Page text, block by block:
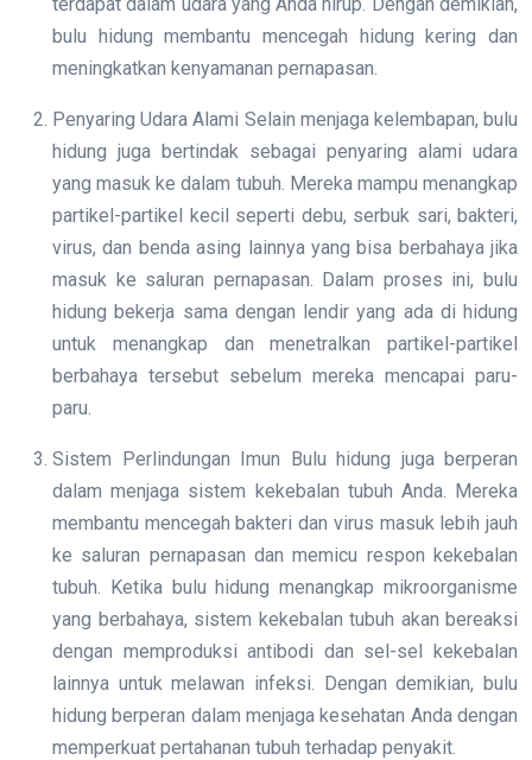
bulu hidung membantu mencegah hidung kering dan
meningkatkan kenyamanan pernapasan.
Penyaring Udara Alami Selain menjaga kelembapan, bulu
hidung juga bertindak sebagai penyaring alami udara
yang masuk ke dalam tubuh. Mereka mampu menangkap
partikel-partikel kecil seperti debu, serbuk sari, bakteri,
virus, dan benda asing lainnya yang bisa berbahaya jika
masuk ke saluran pernapasan. Dalam proses ini, bulu
hidung bekerja sama dengan lendir yang ada di hidung
untuk menangkap dan menetralkan partikel-partikel
berbahaya tersebut sebelum mereka mencapai paru-
paru.
Sistem Perlindungan Imun Bulu hidung juga berperan
dalam menjaga sistem kekebalan tubuh Anda. Mereka
membantu mencegah bakteri dan virus masuk lebih jauh
ke saluran pernapasan dan memicu respon kekebalan
tubuh. Ketika bulu hidung menangkap mikroorganisme
yang berbahaya, sistem kekebalan tubuh akan bereaksi
dengan memproduksi antibodi dan sel-sel kekebalan
lainnya untuk melawan infeksi. Dengan demikian, bulu
hidung berperan dalam menjaga kesehatan Anda dengan
memperkuat pertahanan tubuh terhadap penyakit.